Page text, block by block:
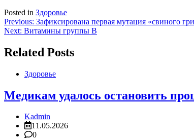
Posted in Здоровье
Навигация
по
записям
Previous: Зафиксирована первая мутация «свиного
Next: Витамины группы В
Related Posts
Здоровье
Медикам удалось остановить
Kadmin
11.05.2026
0